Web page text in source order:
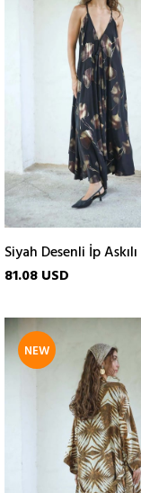
81.08 USD
NEW
ITEM